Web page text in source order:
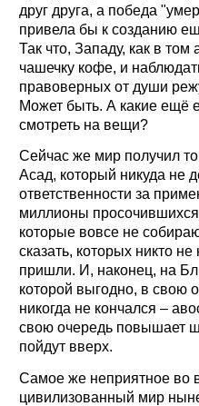
друг друга, а победа
привела бы к созданию
Так что, Западу, как в
чашечку кофе, и
правоверных от души
Может быть. А какие ещё
смотреть на вещи?
Сейчас же мир получил
Асад, который никуда не
ответственности за
миллионы
которые вовсе не
сказать, которых никто
пришли. И, наконец, на
которой выгодно, в свою
никогда не кончался –
свою очередь повышает
пойдут вверх.
Самое же неприятное во
цивилизованный мир